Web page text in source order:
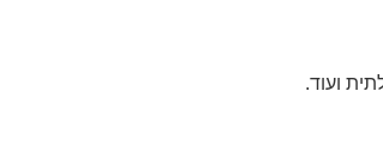
ועוד.